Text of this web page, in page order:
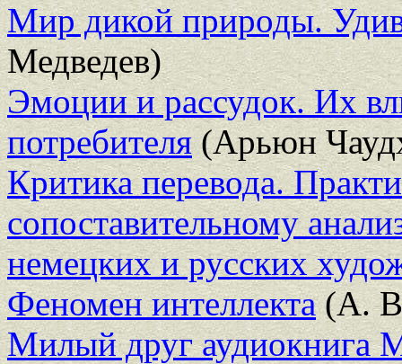
Мир дикой природы.
Медведев)
Эмоции и рассудок. Их
потребителя(Арьюн
Критика перевода.
сопоставительному
немецких и русских
Феномен интеллекта(А.
Милый друг аудиокнига